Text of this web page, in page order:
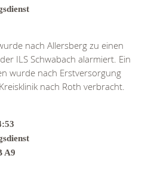
nach Allersberg zu einen
ILS Schwabach alarmiert. Ein
wurde nach Erstversorgung
nach Roth verbracht.
A9